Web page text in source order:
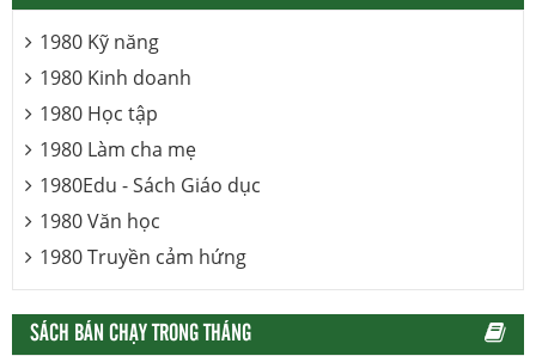
1980 Kỹ năng
1980 Kinh doanh
1980 Học tập
1980 Làm cha mẹ
1980Edu - Sách Giáo dục
1980 Văn học
1980 Truyền cảm hứng
SÁCH BÁN CHẠY TRONG THÁNG